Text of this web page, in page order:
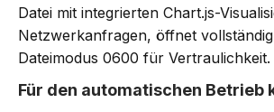
Datei mit integrierten Chart.js-
Netzwerkanfragen, öffnet
Dateimodus 0600 für Vertraulichkeit.
Für den automatischen Betrieb